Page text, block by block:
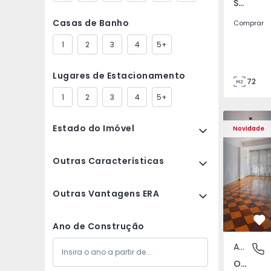
Casas de Banho
1 2 3 4 5+
Lugares de Estacionamento
1 2 3 4 5+
Estado do Imóvel
Outras Características
Outras Vantagens ERA
Ano de Construção
São Tomé do Castelo e Justes, Vila Real
Comprar
72
Novidade
Apartamento T5
Olivais,
Apartamento
Olivais, Lisboa